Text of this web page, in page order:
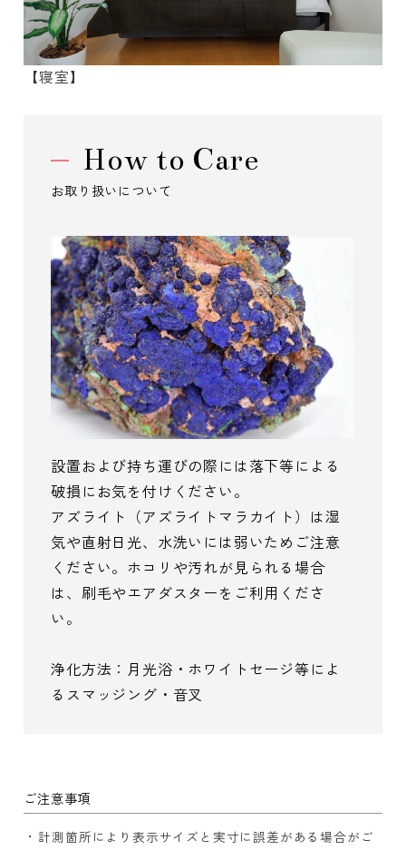
【寝室】
How to Care
お取り扱いについて
設置および持ち運びの際には落下等による
破損にお気を付けください。
アズライト（アズライトマラカイト）は湿
気や直射日光、水洗いには弱いためご注意
ください。ホコリや汚れが見られる場合
は、刷毛やエアダスターをご利用くださ
い。
浄化方法：月光浴・ホワイトセージ等によ
るスマッジング・音叉
ご注意事項
計測箇所により表示サイズと実寸に誤差がある場合がご